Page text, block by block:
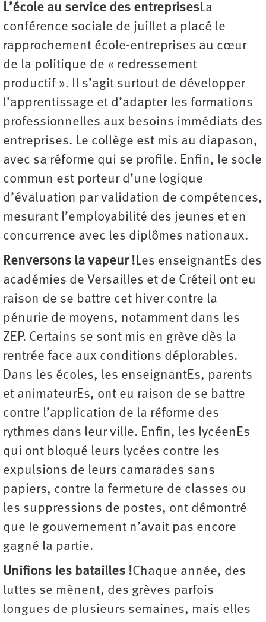
L’école au service des entreprisesLa
conférence sociale de juillet a placé le
rapprochement école-entreprises au cœur
de la politique de « redressement
productif ». Il s’agit surtout de développer
l’apprentissage et d’adapter les formations
professionnelles aux besoins immédiats des
entreprises. Le collège est mis au diapason,
avec sa réforme qui se profile. Enfin, le socle
commun est porteur d’une logique
d’évaluation par validation de compétences,
mesurant l’employabilité des jeunes et en
concurrence avec les diplômes nationaux.
Renversons la vapeur !Les enseignantEs des
académies de Versailles et de Créteil ont eu
raison de se battre cet hiver contre la
pénurie de moyens, notamment dans les
ZEP. Certains se sont mis en grève dès la
rentrée face aux conditions déplorables.
Dans les écoles, les enseignantEs, parents
et animateurEs, ont eu raison de se battre
contre l’application de la réforme des
rythmes dans leur ville. Enfin, les lycéenEs
qui ont bloqué leurs lycées contre les
expulsions de leurs camarades sans
papiers, contre la fermeture de classes ou
les suppressions de postes, ont démontré
que le gouvernement n’avait pas encore
gagné la partie.
Unifions les batailles !Chaque année, des
luttes se mènent, des grèves parfois
longues de plusieurs semaines, mais elles